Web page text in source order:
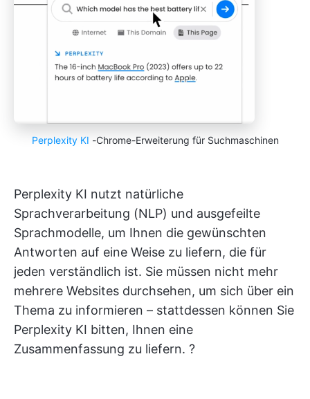
Perplexity KI -Chrome-Erweiterung für Suchmaschinen
Perplexity KI nutzt natürliche
Sprachverarbeitung (NLP) und ausgefeilte
Sprachmodelle, um Ihnen die gewünschten
Antworten auf eine Weise zu liefern, die für
jeden verständlich ist. Sie müssen nicht mehr
mehrere Websites durchsehen, um sich über ein
Thema zu informieren – stattdessen können Sie
Perplexity KI bitten, Ihnen eine
Zusammenfassung zu liefern. ?